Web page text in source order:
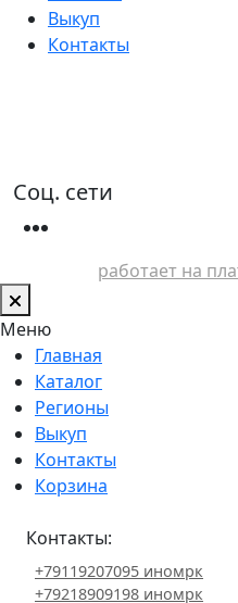
Выкуп
Контакты
Соц. сети
работает на
Меню
Главная
Каталог
Регионы
Выкуп
Контакты
Корзина
Контакты:
+79119207095 иномрк
+79218909198 иномрк